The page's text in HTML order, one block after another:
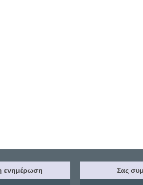
ενημέρωση Σας